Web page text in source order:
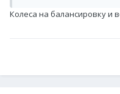
Колеса на балансировку и